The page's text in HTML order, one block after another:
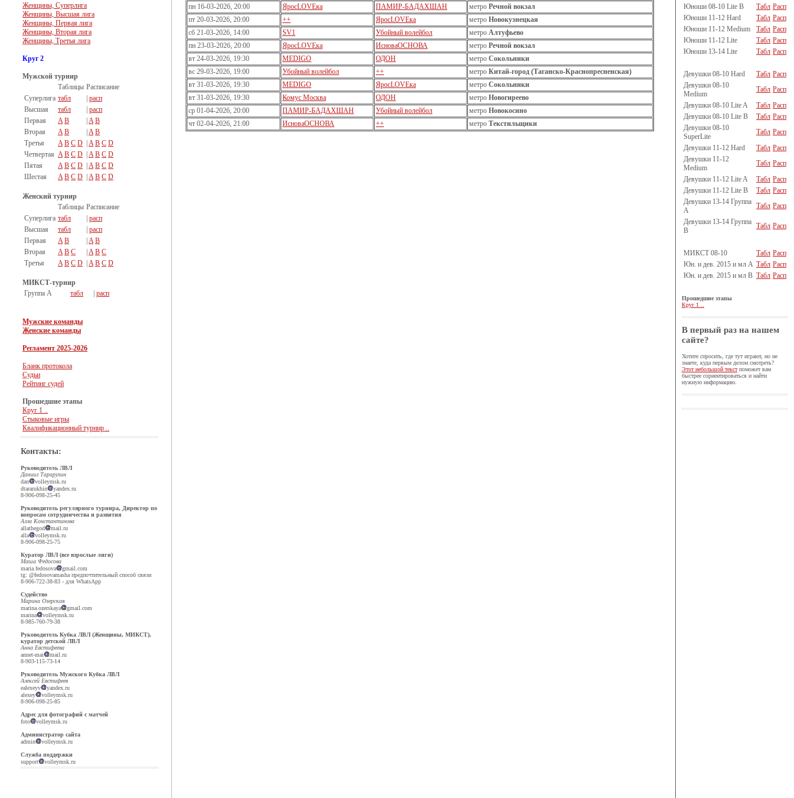
Женщины, Суперлига
Женщины, Высшая лига
Женщины, Первая лига
Женщины, Вторая лига
Женщины, Третья лига
Круг 2
Мужской турнир
Таблицы Расписание
Суперлига табл
расп
Высшая
табл
расп
Первая
A B A B
Вторая
A B A B
Третья
A B C D A B C D
Четвертая A B C D A B C D
Пятая
A B C D A B C D
Шестая
A B C D A B C D
Женский турнир
Таблицы Расписание
Суперлига табл
расп
Высшая
табл
расп
Первая
A B A B
Вторая
A B C A B C
Третья
A B C D A B C D
МИКСТ-турнир
Группа А
табл расп
Мужские команды
Женские команды
Регламент 2025-2026
Бланк протокола
Судьи
Рейтинг судей
Прошедшие этапы
Круг 1 ..
Стыковые игры
Квалификационный турнир ..
Контакты:
Руководитель ЛВЛ
Даниил Тарарухин
dan
volleymsk.ru
dtararukhin
yandex.ru
8-906-098-25-45
Руководитель регулярного турнира, Директор по
вопросам сотрудничества и развития
Алла Константинова
allathegod
mail.ru
alla
volleymsk.ru
8-906-098-25-75
Куратор ЛВЛ (все взрослые лиги)
Маша Федосова
maria.fedosova
gmail.com
tg: @fedosovamasha предпочтительный способ связи
8-906-722-38-83 - для WhatsApp
Судейство
Марина Озерская
marina.ozerskaya
gmail.com
marina
volleymsk.ru
8-985-760-79-38
Руководитель Кубка ЛВЛ (Женщины, МИКСТ),
куратор детской ЛВЛ
Анна Евстифеева
annet-mai
mail.ru
8-903-115-73-14
Руководитель Мужского Кубка ЛВЛ
Алексей Евстифеев
ealexeyv
yandex.ru
alexey
volleymsk.ru
8-906-098-25-85
Адрес для фотографий с матчей
foto
volleymsk.ru
Администратор сайта
admin
volleymsk.ru
Служба поддержки
support
volleymsk.ru
пн 16-03-2026, 20:00
ЯросLOVEка ПАМИР-БАДАХШАН метро Речной вокзал
пт 20-03-2026, 20:00
++ ЯросLOVEка метро Новокузнецкая
сб 21-03-2026, 14:00
SV1 Убойный волейбол метро Алтуфьево
пн 23-03-2026, 20:00
ЯросLOVEка ИсноваОСНОВА метро Речной вокзал
вт 24-03-2026, 19:30
MEDIGO ОДОН метро Сокольники
вс 29-03-2026, 19:00
Убойный волейбол ++ метро Китай-город (Таганско-Краснопресненская)
вт 31-03-2026, 19:30
MEDIGO ЯросLOVEка метро Сокольники
вт 31-03-2026, 19:30
Комус Москва ОДОН метро Новогиреево
ср 01-04-2026, 20:00
ПАМИР-БАДАХШАН Убойный волейбол метро Новокосино
чт 02-04-2026, 21:00
ИсноваОСНОВА ++ метро Текстильщики
Юноши 08-10 Lite B
Табл Расп
Юноши 11-12 Hard
Табл Расп
Юноши 11-12 Medium
Табл Расп
Юноши 11-12 Lite
Табл Расп
Юноши 13-14 Lite
Табл Расп
Девушки 08-10 Hard Табл Расп
Девушки 08-10
Medium
Табл Расп
Девушки 08-10 Lite A
Табл Расп
Девушки 08-10 Lite B
Табл Расп
Девушки 08-10
SuperLite
Табл Расп
Девушки 11-12 Hard
Табл Расп
Девушки 11-12
Medium
Табл Расп
Девушки 11-12 Lite A
Табл Расп
Девушки 11-12 Lite B
Табл Расп
Девушки 13-14 Группа
A
Табл Расп
Девушки 13-14 Группа
B
Табл Расп
МИКСТ 08-10 Табл Расп
Юн. и дев. 2015 и мл A Табл Расп
Юн. и дев. 2015 и мл B Табл Расп
Прошедшие этапы
Круг 1 ..
В первый раз на нашем
сайте?
Хотите спросить, где тут играют, но не
знаете, куда первым делом смотреть?
Этот небольшой текстпоможет вам
быстрее сориентироваться и найти
нужную информацию.